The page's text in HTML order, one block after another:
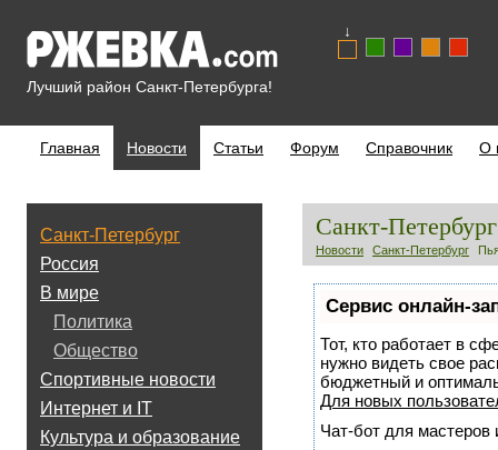
Лучший район Санкт-Петербурга!
↓
Главная Новости Статьи Форум Справочник О
Санкт-Петербург
Россия
В мире
Политика
Общество
Спортивные новости
Интернет и IT
Культура и образование
Санкт-Петербург
Новости Санкт-Петербург
Сервис онлайн-
Тот, кто работает в
нужно видеть свое
бюджетный и
Для новых
Чат-бот для мастеров